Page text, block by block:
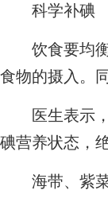
科学补碘
饮食要均衡
食物的摄入。
医生表示，
碘营养状态，
海带、紫菜